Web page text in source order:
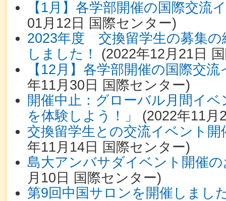
【1月】各学部開催の国際交流
01月12日 国際センター)
2023年度 交換留学生の募集の
しました！
(2022年12月21日
【12月】各学部開催の国際交
年11月30日 国際センター)
開催中止：グローバル月間イ
を体験しよう！」
(2022年11月
交換留学生との交流イベント
年11月14日 国際センター)
島大アンバサダイベント開催
月10日 国際センター)
第9回中国サロンを開催しまし